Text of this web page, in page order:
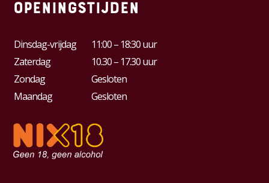
Openingstijden
Dinsdag-vrijdag
11:00 – 18:30 uur
Zaterdag
10.30 – 17.30 uur
Zondag
Gesloten
Maandag
Gesloten